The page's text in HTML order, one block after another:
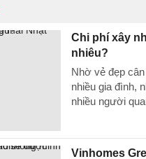
Chi phí xây
nhiêu?
Nhờ vẻ đẹp
nhiều gia đình,
nhiều người
Vinhomes